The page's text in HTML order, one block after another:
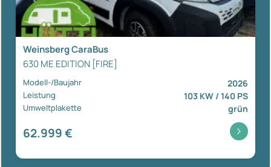
Weinsberg CaraBus
630 ME EDITION [FIRE]
Modell-/Baujahr 2026
Leistung 103 KW / 140 PS
Umweltplakette grün
62.999 €